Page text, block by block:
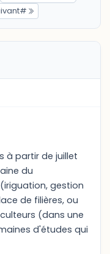
à partir de juillet
du
gestion
de filières, ou
(dans une
d'études qui